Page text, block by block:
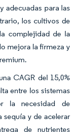
adecuadas para las
los cultivos de
complejidad de la
mejora la firmeza y
CAGR del 15,0%
entre los sistemas
la necesidad de
sequía y de acelerar
de nutrientes